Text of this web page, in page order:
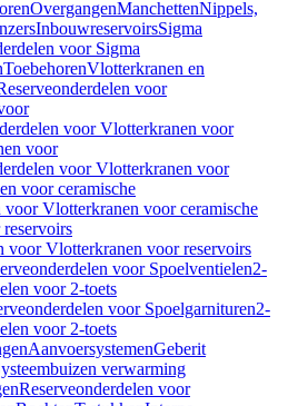
OvergangenManchettenNippels,
InbouwreservoirsSigma
voor Sigma
ToebehorenVlotterkranen en
voor
voor Vlotterkranen voor
voor
voor Vlotterkranen voor
voor ceramische
voor Vlotterkranen voor ceramische
voor Vlotterkranen voor reservoirs
voor Spoelventielen2-
voor 2-toets
voor Spoelgarnituren2-
voor 2-toets
AanvoersystemenGeberit
verwarming
Reserveonderdelen voor